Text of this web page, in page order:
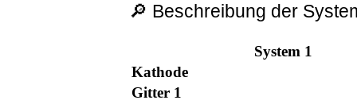
🔎 Beschreibung der
System 1
Kathode
Gitter 1